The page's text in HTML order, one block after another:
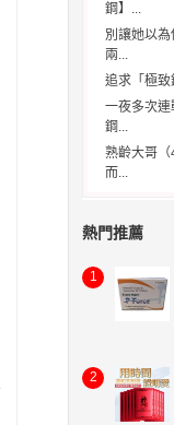
鋼】...
別讓她以為
兩...
追求「極致
一夜多次
鋼...
熟齡大哥
而...
熱門推薦
1
2